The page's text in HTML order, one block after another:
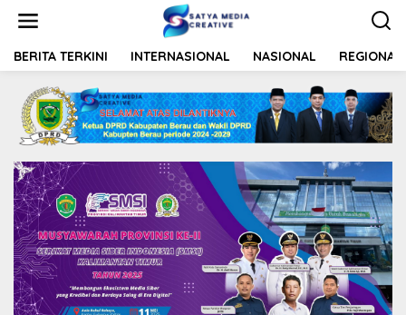
t
BERITA TERKINI INTERNASIONAL NASIONAL REGIONAL